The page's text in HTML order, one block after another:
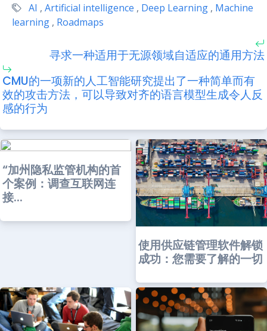
AI , Artificial intelligence , Deep Learning , Machine
learning , Roadmaps
寻求一种适用于无源领域自适应的通用方法
CMU的一项新的人工智能研究提出了一种简单而有
效的攻击方法，可以导致对齐的语言模型生成令人反
感的行为
“加州隐私监管机构的首
个案例：调查互联网连
接...
使用供应链管理软件解锁
成功：您需要了解的一切